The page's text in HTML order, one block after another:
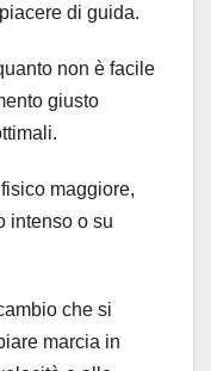
di guida.
non è facile
giusto
maggiore,
intenso o su
che si
marcia in